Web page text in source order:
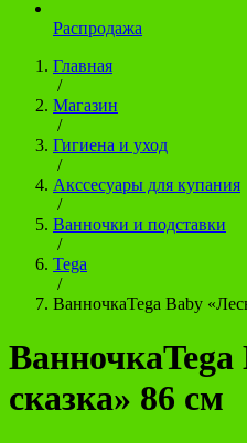
Распродажа
Главная
/
Магазин
/
Гигиена и уход
/
Акссесуары для купания
/
Ванночки и подставки
/
Tega
/
ВанночкаTega Baby
сказка» 86 см